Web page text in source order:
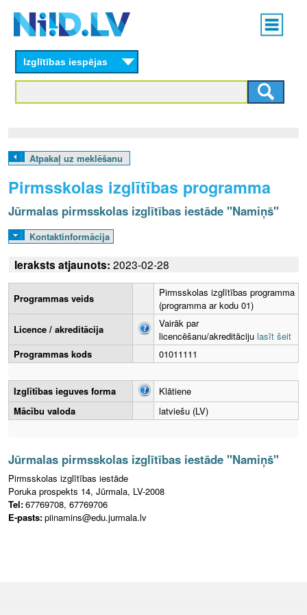
content
Main
menu
L
V
Izglītības iespējas
Atpakaļ uz meklēšanu
Pirmsskolas izglītības programma
Jūrmalas pirmsskolas izglītības iestāde "Namiņš"
Kontaktinformācija
Ieraksts atjaunots: 2023-02-28
Programmas veids
Pirmsskolas izglītības programma
(programma ar kodu 01)
Licence / akreditācija
Vairāk par
licencēšanu/akreditāciju lasīt šeit
Programmas kods
01011111
Izglītības ieguves forma
Klātiene
Mācību valoda
latviešu (LV)
Jūrmalas pirmsskolas izglītības iestāde "Namiņš"
Pirmsskolas izglītības iestāde
Poruka prospekts 14, Jūrmala, LV-2008
Tel:67769708, 67769706
E-pasts:piinamins@edu.jurmala.lv